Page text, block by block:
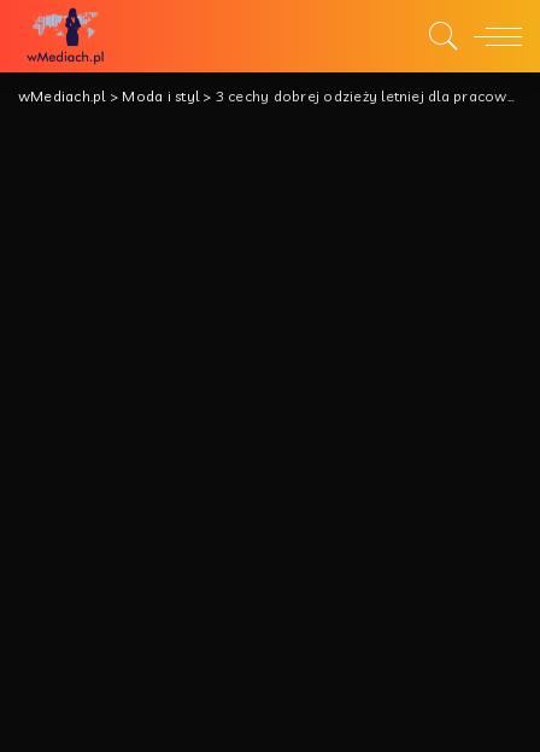
wMediach.pl> Moda i styl> 3 cechy dobrej odzieży letniej dla pracowników